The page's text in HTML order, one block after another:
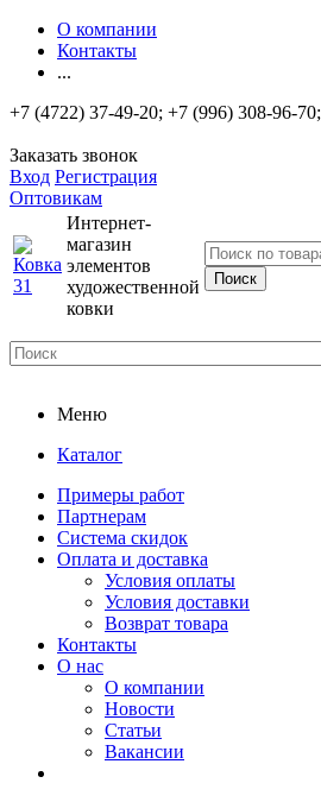
О компании
Контакты
...
+7 (4722) 37-49-20; +7 (996) 308-96-70;
Заказать звонок
Вход Регистрация
Оптовикам
Интернет-
магазин
элементов
художественной
ковки
Меню
Каталог
Примеры работ
Партнерам
Система скидок
Оплата и доставка
Условия оплаты
Условия доставки
Возврат товара
Контакты
О нас
О компании
Новости
Статьи
Вакансии